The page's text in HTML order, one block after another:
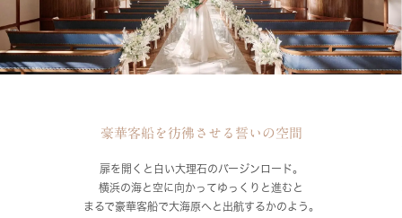
豪華客船を彷彿させる誓いの空間
扉を開くと白い大理石のバージンロード。
横浜の海と空に向かってゆっくりと進むと
まるで豪華客船で大海原へと出航するかのよう。